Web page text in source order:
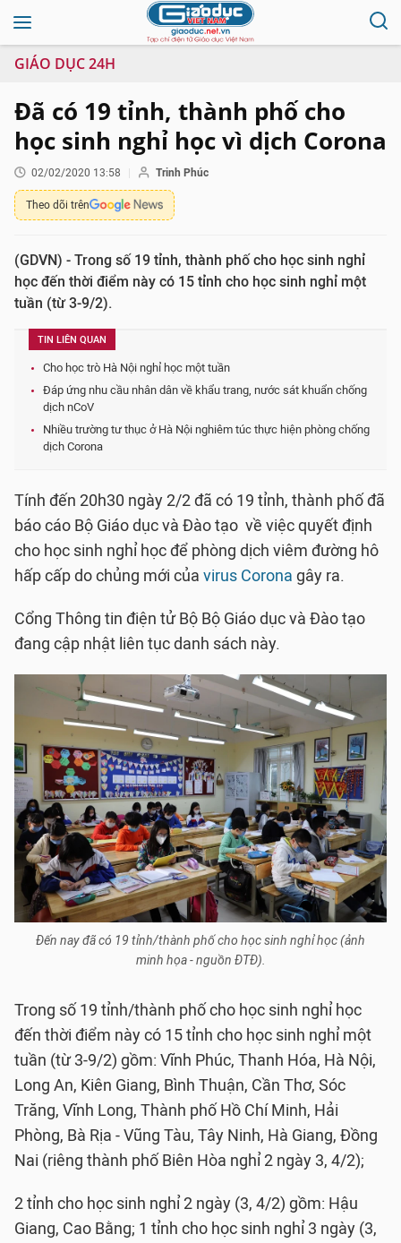
GIÁO DỤC 24H
Đã có 19 tỉnh, thành phố cho
học sinh nghỉ học vì dịch Corona
02/02/2020 13:58 Trinh Phúc
Theo dõi trên
(GDVN) - Trong số 19 tỉnh, thành phố cho học sinh nghỉ
học đến thời điểm này có 15 tỉnh cho học sinh nghỉ một
tuần (từ 3-9/2).
TIN LIÊN QUAN
Cho học trò Hà Nội nghỉ học một tuần
Đáp ứng nhu cầu nhân dân về khẩu trang, nước sát khuẩn chống
dịch nCoV
Nhiều trường tư thục ở Hà Nội nghiêm túc thực hiện phòng chống
dịch Corona
Tính đến 20h30 ngày 2/2 đã có 19 tỉnh, thành phố đã
báo cáo Bộ Giáo dục và Đào tạo về việc quyết định
cho học sinh nghỉ học để phòng dịch viêm đường hô
hấp cấp do chủng mới của virus Corona gây ra.
Cổng Thông tin điện tử Bộ Bộ Giáo dục và Đào tạo
đang cập nhật liên tục danh sách này.
Đến nay đã có 19 tỉnh/thành phố cho học sinh nghỉ học (ảnh
minh họa - nguồn ĐTĐ).
Trong số 19 tỉnh/thành phố cho học sinh nghỉ học
đến thời điểm này có 15 tỉnh cho học sinh nghỉ một
tuần (từ 3-9/2) gồm: Vĩnh Phúc, Thanh Hóa, Hà Nội,
Long An, Kiên Giang, Bình Thuận, Cần Thơ, Sóc
Trăng, Vĩnh Long, Thành phố Hồ Chí Minh, Hải
Phòng, Bà Rịa - Vũng Tàu, Tây Ninh, Hà Giang, Đồng
Nai (riêng thành phố Biên Hòa nghỉ 2 ngày 3, 4/2);
2 tỉnh cho học sinh nghỉ 2 ngày (3, 4/2) gồm: Hậu
Giang, Cao Bằng; 1 tỉnh cho học sinh nghỉ 3 ngày (3,